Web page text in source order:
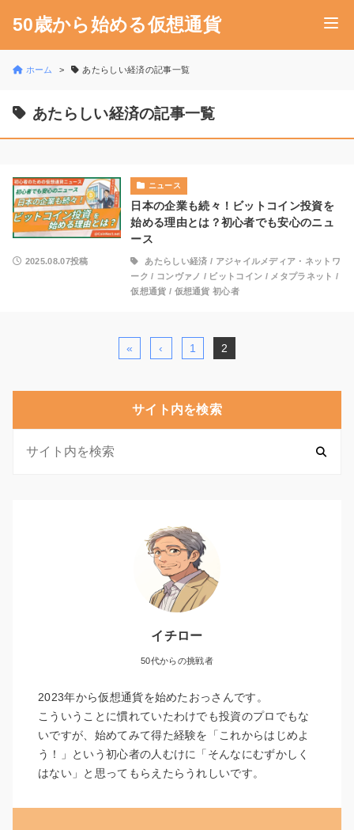
50歳から始める仮想通貨
ホーム あたらしい経済の記事一覧
あたらしい経済の記事一覧
ニュース
日本の企業も続々！ビットコイン投資を
始める理由とは？初心者でも安心のニュ
ース
2025.08.07投稿 あたらしい経済 / アジャイルメディア・ネットワ
ーク / コンヴァノ / ビットコイン / メタプラネット /
仮想通貨 / 仮想通貨 初心者
« ‹ 1 2
サイト内を検索
イチロー
50代からの挑戦者
2023年から仮想通貨を始めたおっさんです。
こういうことに慣れていたわけでも投資のプロでもな
いですが、始めてみて得た経験を「これからはじめよ
う！」という初心者の人むけに「そんなにむずかしく
はない」と思ってもらえたらうれしいです。